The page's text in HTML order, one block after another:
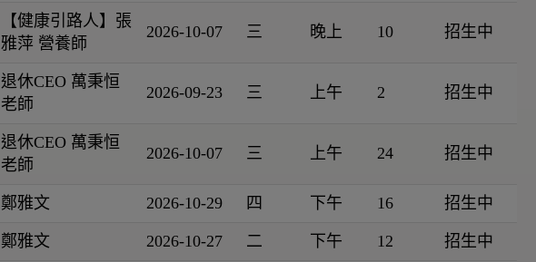
【健康引路人】張
雅萍 營養師
2026-10-07 三 晚上 10 招生中
退休CEO 萬秉恒
老師
2026-09-23 三 上午 2 招生中
退休CEO 萬秉恒
老師
2026-10-07 三 上午 24 招生中
鄭雅文 2026-10-29 四 下午 16 招生中
鄭雅文 2026-10-27 二 下午 12 招生中